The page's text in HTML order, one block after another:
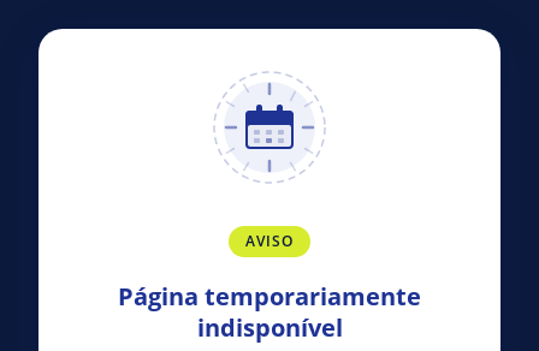
AVISO
Página temporariamente
indisponível